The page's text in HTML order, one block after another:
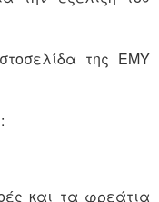
της ΕΜΥ
και τα φρεάτια